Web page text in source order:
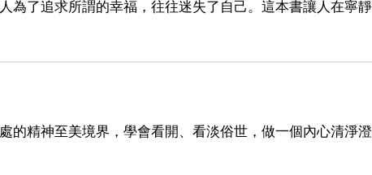
為了追求所謂的幸福，往往迷失了自己。這本書讓人在寧
的精神至美境界，學會看開、看淡俗世，做一個內心清淨